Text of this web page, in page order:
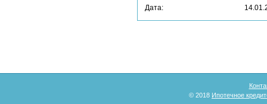
Дата:
© 2018 Ипотечное